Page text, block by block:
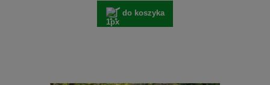
do koszyka